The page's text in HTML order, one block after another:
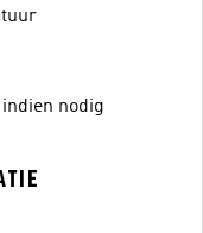
nodig